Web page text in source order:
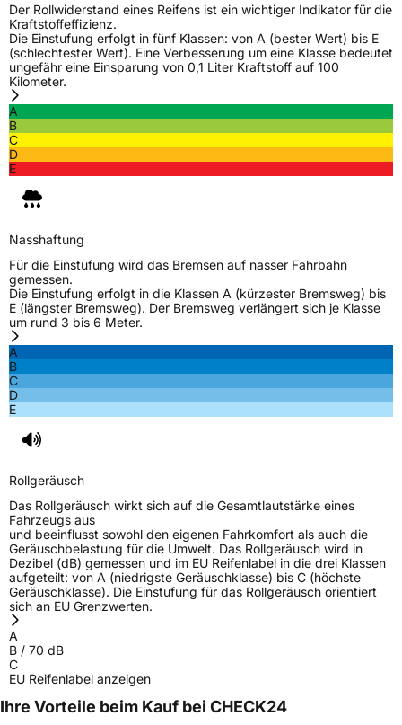
Der Rollwiderstand eines Reifens ist ein wichtiger Indikator für die
Kraftstoffeffizienz.
Die Einstufung erfolgt in fünf Klassen: von A (bester Wert) bis E
(schlechtester Wert). Eine Verbesserung um eine Klasse bedeutet
ungefähr eine Einsparung von 0,1 Liter Kraftstoff auf 100
Kilometer.
A
B
C
D
E
Nasshaftung
Für die Einstufung wird das Bremsen auf nasser Fahrbahn
gemessen.
Die Einstufung erfolgt in die Klassen A (kürzester Bremsweg) bis
E (längster Bremsweg). Der Bremsweg verlängert sich je Klasse
um rund 3 bis 6 Meter.
A
B
C
D
E
Rollgeräusch
Das Rollgeräusch wirkt sich auf die Gesamtlautstärke eines
Fahrzeugs aus
und beeinflusst sowohl den eigenen Fahrkomfort als auch die
Geräuschbelastung für die Umwelt. Das Rollgeräusch wird in
Dezibel (dB) gemessen und im EU Reifenlabel in die drei Klassen
aufgeteilt: von A (niedrigste Geräuschklasse) bis C (höchste
Geräuschklasse). Die Einstufung für das Rollgeräusch orientiert
sich an EU Grenzwerten.
A
B / 70 dB
C
EU Reifenlabel anzeigen
Ihre Vorteile beim Kauf bei CHECK24